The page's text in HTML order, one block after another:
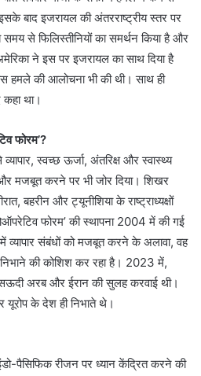
बाद इजरायल की अंतरराष्ट्रीय स्तर पर
से फिलिस्तीनियों का समर्थन किया है और
ने इस पर इजरायल का साथ दिया है
की आलोचना भी की थी। साथ ही
था।
फोरम’?
स्वच्छ ऊर्जा, अंतरिक्ष और स्वास्थ्य
मजबूत करने पर भी जोर दिया। शिखर
बहरीन और ट्यूनीशिया के राष्ट्राध्यक्षों
फोरम’ की स्थापना 2004 में की गई
में व्यापार संबंधों को मजबूत करने के अलावा, वह
की कोशिश कर रहा है। 2023 में,
अरब और ईरान की सुलह करवाई थी।
के देश ही निभाते थे।
पैसिफिक रीजन पर ध्यान केंद्रित करने की